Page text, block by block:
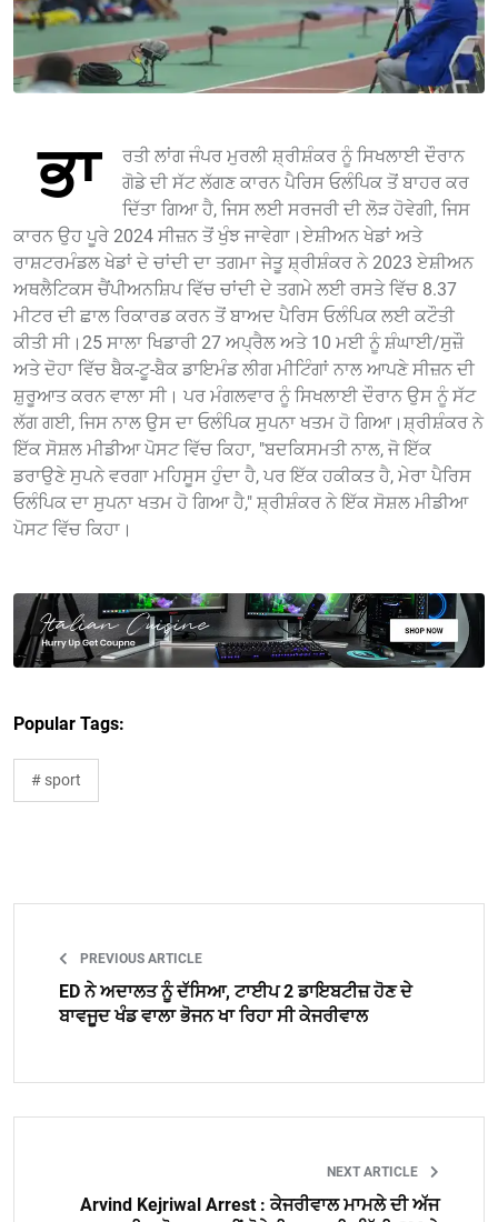
ਭਾ
ਰਤੀ ਲਾਂਗ ਜੰਪਰ ਮੁਰਲੀ ਸ਼੍ਰੀਸ਼ੰਕਰ ਨੂੰ ਸਿਖਲਾਈ ਦੌਰਾਨ
ਗੋਡੇ ਦੀ ਸੱਟ ਲੱਗਣ ਕਾਰਨ ਪੈਰਿਸ ਓਲੰਪਿਕ ਤੋਂ ਬਾਹਰ ਕਰ
ਦਿੱਤਾ ਗਿਆ ਹੈ, ਜਿਸ ਲਈ ਸਰਜਰੀ ਦੀ ਲੋੜ ਹੋਵੇਗੀ, ਜਿਸ
ਕਾਰਨ ਉਹ ਪੂਰੇ 2024 ਸੀਜ਼ਨ ਤੋਂ ਖੁੰਝ ਜਾਵੇਗਾ।ਏਸ਼ੀਅਨ ਖੇਡਾਂ ਅਤੇ
ਰਾਸ਼ਟਰਮੰਡਲ ਖੇਡਾਂ ਦੇ ਚਾਂਦੀ ਦਾ ਤਗਮਾ ਜੇਤੂ ਸ਼੍ਰੀਸ਼ੰਕਰ ਨੇ 2023 ਏਸ਼ੀਅਨ
ਅਥਲੈਟਿਕਸ ਚੈਂਪੀਅਨਸ਼ਿਪ ਵਿੱਚ ਚਾਂਦੀ ਦੇ ਤਗਮੇ ਲਈ ਰਸਤੇ ਵਿੱਚ 8.37
ਮੀਟਰ ਦੀ ਛਾਲ ਰਿਕਾਰਡ ਕਰਨ ਤੋਂ ਬਾਅਦ ਪੈਰਿਸ ਓਲੰਪਿਕ ਲਈ ਕਟੌਤੀ
ਕੀਤੀ ਸੀ।25 ਸਾਲਾ ਖਿਡਾਰੀ 27 ਅਪ੍ਰੈਲ ਅਤੇ 10 ਮਈ ਨੂੰ ਸ਼ੰਘਾਈ/ਸੁਜ਼ੌ
ਅਤੇ ਦੋਹਾ ਵਿੱਚ ਬੈਕ-ਟੂ-ਬੈਕ ਡਾਇਮੰਡ ਲੀਗ ਮੀਟਿੰਗਾਂ ਨਾਲ ਆਪਣੇ ਸੀਜ਼ਨ ਦੀ
ਸ਼ੁਰੂਆਤ ਕਰਨ ਵਾਲਾ ਸੀ। ਪਰ ਮੰਗਲਵਾਰ ਨੂੰ ਸਿਖਲਾਈ ਦੌਰਾਨ ਉਸ ਨੂੰ ਸੱਟ
ਲੱਗ ਗਈ, ਜਿਸ ਨਾਲ ਉਸ ਦਾ ਓਲੰਪਿਕ ਸੁਪਨਾ ਖਤਮ ਹੋ ਗਿਆ।ਸ਼੍ਰੀਸ਼ੰਕਰ ਨੇ
ਇੱਕ ਸੋਸ਼ਲ ਮੀਡੀਆ ਪੋਸਟ ਵਿੱਚ ਕਿਹਾ, "ਬਦਕਿਸਮਤੀ ਨਾਲ, ਜੋ ਇੱਕ
ਡਰਾਉਣੇ ਸੁਪਨੇ ਵਰਗਾ ਮਹਿਸੂਸ ਹੁੰਦਾ ਹੈ, ਪਰ ਇੱਕ ਹਕੀਕਤ ਹੈ, ਮੇਰਾ ਪੈਰਿਸ
ਓਲੰਪਿਕ ਦਾ ਸੁਪਨਾ ਖਤਮ ਹੋ ਗਿਆ ਹੈ," ਸ਼੍ਰੀਸ਼ੰਕਰ ਨੇ ਇੱਕ ਸੋਸ਼ਲ ਮੀਡੀਆ
ਪੋਸਟ ਵਿੱਚ ਕਿਹਾ।
Popular Tags:
# sport
PREVIOUS ARTICLE
ED ਨੇ ਅਦਾਲਤ ਨੂੰ ਦੱਸਿਆ, ਟਾਈਪ 2 ਡਾਇਬਟੀਜ਼ ਹੋਣ ਦੇ
ਬਾਵਜੂਦ ਖੰਡ ਵਾਲਾ ਭੋਜਨ ਖਾ ਰਿਹਾ ਸੀ ਕੇਜਰੀਵਾਲ
NEXT ARTICLE
Arvind Kejriwal Arrest : ਕੇਜਰੀਵਾਲ ਮਾਮਲੇ ਦੀ ਅੱਜ